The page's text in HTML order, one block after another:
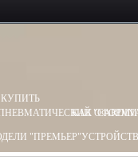
"ПРЕМЬЕР"
КУПИТЬ
КАК